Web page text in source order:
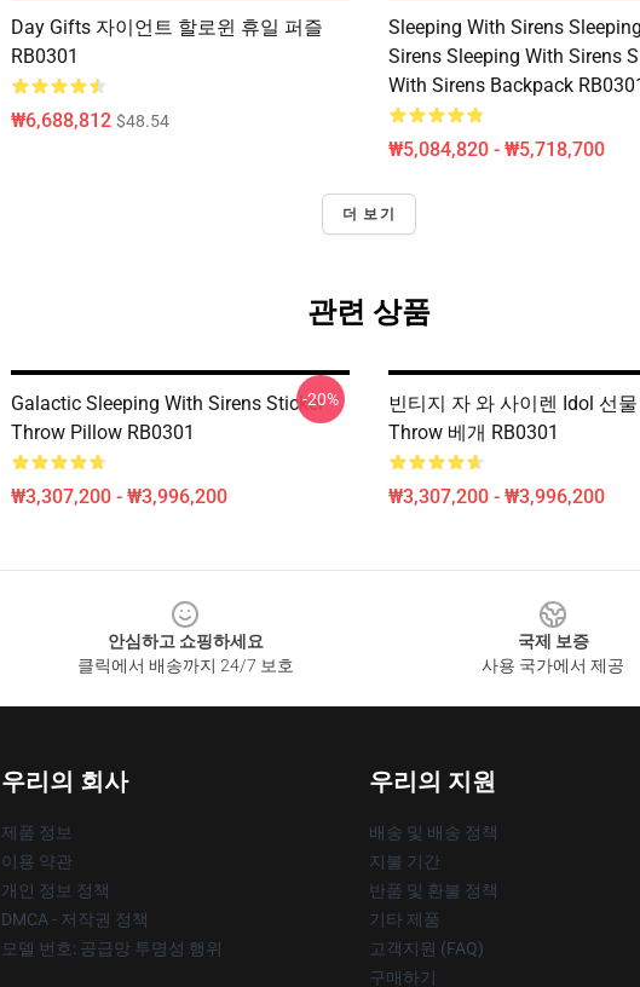
Day Gifts 자이언트 할로윈 휴일 퍼즐
RB0301
₩6,688,812 $48.54
Sleeping With Sirens
Sirens Sleeping With Sirens
With Sirens Backpack
₩5,084,820 - ₩5,718,700
더 보기
관련 상품
Galactic Sleeping With Sirens Sticker
Throw Pillow RB0301
₩3,307,200 - ₩3,996,200
-20%
빈티지 자 와 사이렌 Idol 선
Throw 베개 RB0301
₩3,307,200 - ₩3,996,200
안심하고 쇼핑하세요
클릭에서 배송까지 24/7 보호
국제 보증
사용 국가에서 제공
우리의 회사
제품 정보
이용 약관
개인 정보 정책
DMCA - 저작권 정책
모델 번호: 공급망 투명성 행위
우리의 지원
배송 및 배송 정책
지불 기간
반품 및 환불 정책
기타 제품
고객지원 (FAQ)
구매하기